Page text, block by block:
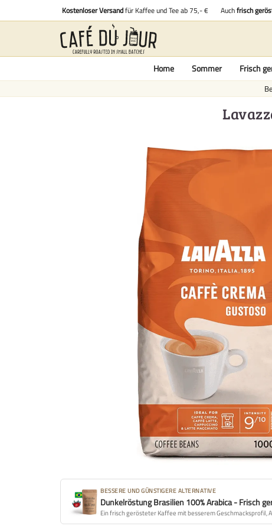
Kostenloser Versandfür Kaffee und Tee ab 75,- € Auchfrisch
Home Sommer Frisch
BESSERE UND GÜNSTIGERE ALTERNATIVE
Dunkelröstung Brasilien 100% Arabica - Frisch
Ein frisch gerösteter Kaffee mit besserem Geschmacksprofil,